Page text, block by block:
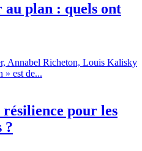
au plan : quels ont
Annabel Richeton, Louis Kalisky
» est de...
pour les
?